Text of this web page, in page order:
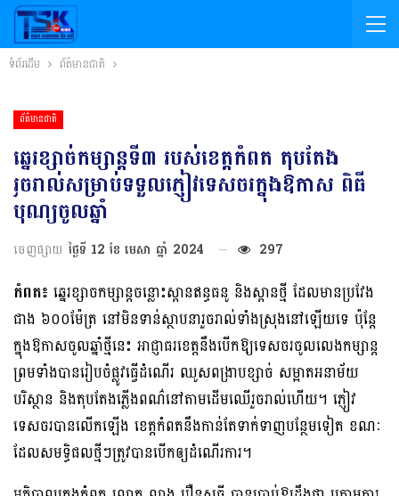
ទំព័រដើម ព័ត៌មានជាតិ
ព័ត៌មានជាតិ
ឆ្នេរខ្សាច់កម្សាន្តទី៣ របស់ខេត្តកំពត តុបតែង
រួចរាល់សម្រាប់ទទួលភ្ញៀវទេសចរក្នុងឱកាស ពិធី
បុណ្យចូលឆ្នាំ
ចេញផ្សាយ ថ្ងៃទី 12 ខែ មេសា ឆ្នាំ 2024 297
កំពត៖ ឆ្នេរខ្សាចកម្សាន្តចន្លោះស្ពានឥន្ធធនូ និងស្ពានថ្មី ដែលមានប្រវែង
ជាង ៦០០ម៉ែត្រ នៅមិនទាន់ស្ថាបនារួចរាល់ទាំងស្រុងនៅឡើយទេ ប៉ុន្តែ
ក្នុងឱកាសចូលឆ្នាំថ្មីនេះ អាជ្ញាធរខេត្តនឹងបើកឱ្យទេសចរចូលលេងកម្សាន្ត
ព្រមទាំងបានរៀបចំផ្លូវធ្វើដំណើរ ឈូសពង្រាបខ្សាច់ សម្អាតអនាម័យ
បរិស្ថាន និងតុបតែងភ្លើងពណ៌នៅតាមដើមឈើរួចរាល់ហើយ។ ភ្ញៀវ
ទេសចរបានលើកឡើង ខេត្តកំពតនឹងកាន់តែទាក់ទាញបន្ថែមទៀត ខណៈ
ដែលសមទ្ធិផលថ្មីៗត្រូវបានបើកឲ្យដំណើរការ។